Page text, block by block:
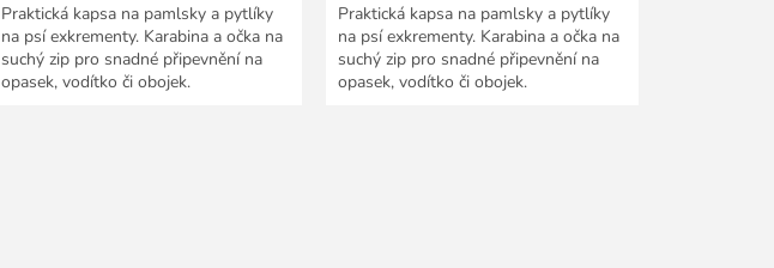
Praktická kapsa na pamlsky a pytlíky
na psí exkrementy. Karabina a očka na
suchý zip pro snadné připevnění na
opasek, vodítko či obojek.
Praktická kapsa na pamlsky a pytlíky
na psí exkrementy. Karabina a očka na
suchý zip pro snadné připevnění na
opasek, vodítko či obojek.